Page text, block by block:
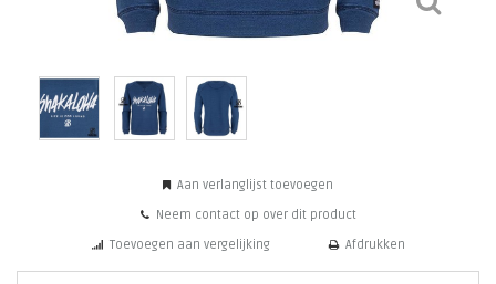
Aan verlanglijst toevoegen
Neem contact op over dit product
Toevoegen aan vergelijking Afdrukken